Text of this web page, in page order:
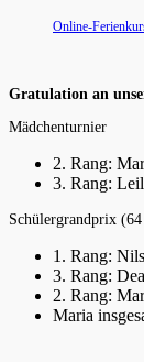
Online-
Gratulation an
Mädchenturnier
2. Rang:
3. Rang:
Schülergrandprix
1. Rang:
3. Rang:
2. Rang:
Maria